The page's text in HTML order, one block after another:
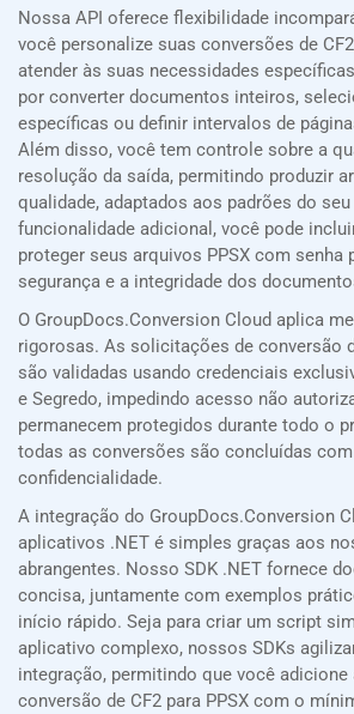
Nossa API oferece flexibilidade
você personalize suas conversões de
atender às suas necessidades
por converter documentos inteiros,
específicas ou definir intervalos de
Além disso, você tem controle sobre a
resolução da saída, permitindo produzir
qualidade, adaptados aos padrões do
funcionalidade adicional, você pode
proteger seus arquivos PPSX com senha
segurança e a integridade dos
O GroupDocs.Conversion Cloud aplica
rigorosas. As solicitações de conversão
são validadas usando credenciais
e Segredo, impedindo acesso não
permanecem protegidos durante todo o
todas as conversões são concluídas
confidencialidade.
A integração do GroupDocs.Conversion
aplicativos .NET é simples graças aos
abrangentes. Nosso SDK .NET fornece
concisa, juntamente com exemplos
início rápido. Seja para criar um script
aplicativo complexo, nossos SDKs
integração, permitindo que você
conversão de CF2 para PPSX com o